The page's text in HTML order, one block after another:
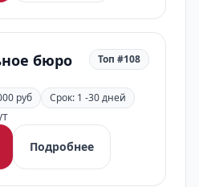
бюро Топ #108
руб Срок: 1 -30 дней
Подробнее